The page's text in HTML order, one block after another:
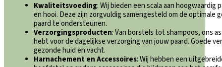
Kwaliteitsvoeding: Wij bieden een scala aan
en hooi. Deze zijn zorgvuldig samengesteld om de optimale
paard te ondersteunen.
Verzorgingsproducten: Van borstels tot shampoos, ons
hebt voor de dagelijkse verzorging van jouw paard. Goede
gezonde huid en vacht.
Harnachement en Accessoires: Wij hebben een